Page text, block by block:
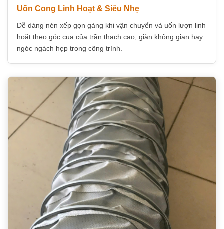
Uốn Cong Linh Hoạt & Siêu Nhẹ
Dễ dàng nén xếp gọn gàng khi vận chuyển và uốn lượn linh
hoặt theo góc cua của trần thạch cao, giàn không gian hay
ngóc ngách hẹp trong công trình.